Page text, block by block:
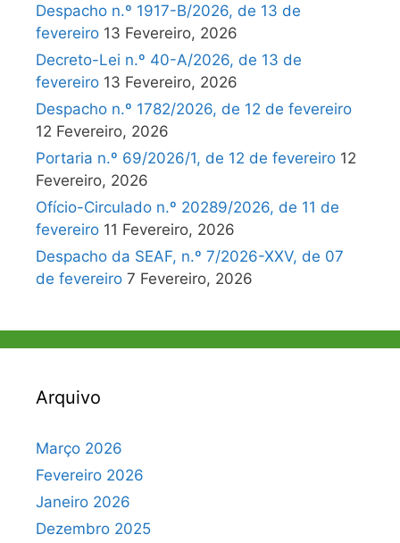
Despacho n.º 1917-B/2026, de 13 de
fevereiro 13 Fevereiro, 2026
Decreto-Lei n.º 40-A/2026, de 13 de
fevereiro 13 Fevereiro, 2026
Despacho n.º 1782/2026, de 12 de fevereiro
12 Fevereiro, 2026
Portaria n.º 69/2026/1, de 12 de fevereiro 12
Fevereiro, 2026
Ofício-Circulado n.º 20289/2026, de 11 de
fevereiro 11 Fevereiro, 2026
Despacho da SEAF, n.º 7/2026-XXV, de 07
de fevereiro 7 Fevereiro, 2026
Arquivo
Março 2026
Fevereiro 2026
Janeiro 2026
Dezembro 2025